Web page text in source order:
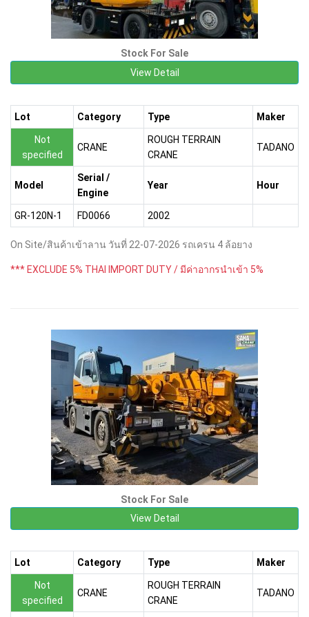
Stock For Sale
View Detail
Lot Category Type Maker
Not
specified
CRANE
ROUGH TERRAIN
CRANE
TADANO
Model
Serial /
Engine
Year Hour
GR-120N-1 FD0066 2002
On Site/สินค้าเข้าลาน วันที่ 22-07-2026 รถเครน 4 ล้อยาง
*** EXCLUDE 5% THAI IMPORT DUTY / มีค่าอากรนำเข้า 5%
Stock For Sale
View Detail
Lot Category Type Maker
Not
specified
CRANE
ROUGH TERRAIN
CRANE
TADANO